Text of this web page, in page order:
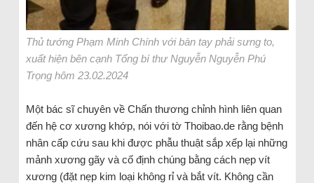
Thủ tướng Phạm Minh Chính với bàn tay phải sưng to,
xuất hiện bên cạnh Tổng bí thư Nguyễn Nguyễn Phú
Trọng hôm 23.02.2024
Một bác sĩ chuyên về Chấn thương chỉnh hình liên quan
đến hệ cơ xương khớp, nói với tờ Thoibao.de rằng bệnh
nhân cấp cứu sau khi được phẫu thuật sắp xếp lại những
mảnh xương gãy và cố định chúng bằng cách nẹp vít
xương (đặt nẹp kim loại không rỉ và bắt vít. Không cần